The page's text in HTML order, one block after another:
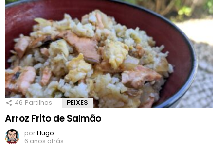
46 Partilhas PEIXES
Arroz Frito de Salmão
porHugo
6 anos atrás